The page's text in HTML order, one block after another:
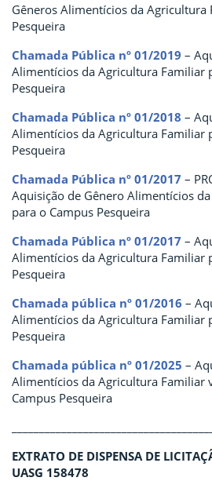
Gêneros Alimentícios da Agricultura
Pesqueira
Chamada Pública nº 01/2019 –
Alimentícios da Agricultura Familiar
Pesqueira
Chamada Pública nº 01/2018 –
Alimentícios da Agricultura Familiar
Pesqueira
Chamada Pública nº 01/2017 –
Aquisição de Gênero Alimentícios
para o Campus Pesqueira
Chamada Pública nº 01/2017 –
Alimentícios da Agricultura Familiar
Pesqueira
Chamada pública nº 01/2016 –
Alimentícios da Agricultura Familiar
Pesqueira
Chamada pública nº 01/2025 –
Alimentícios da Agricultura Familiar
Campus Pesqueira
EXTRATO DE DISPENSA DE
UASG 158478